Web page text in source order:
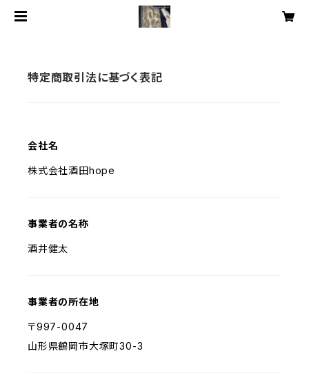
特定商取引法に基づく表記
会社名
株式会社酒田hope
事業者の名称
酒井健太
事業者の所在地
〒997-0047
山形県鶴岡市大塚町30-3